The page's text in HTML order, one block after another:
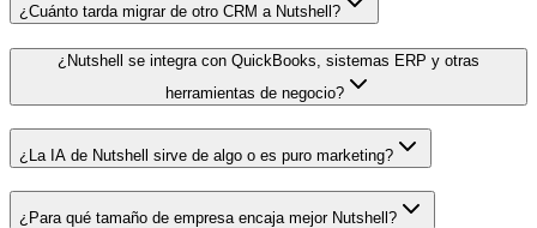
¿Cuánto tarda migrar de otro CRM a Nutshell?
¿Nutshell se integra con QuickBooks, sistemas ERP y otras
herramientas de negocio?
¿La IA de Nutshell sirve de algo o es puro marketing?
¿Para qué tamaño de empresa encaja mejor Nutshell?